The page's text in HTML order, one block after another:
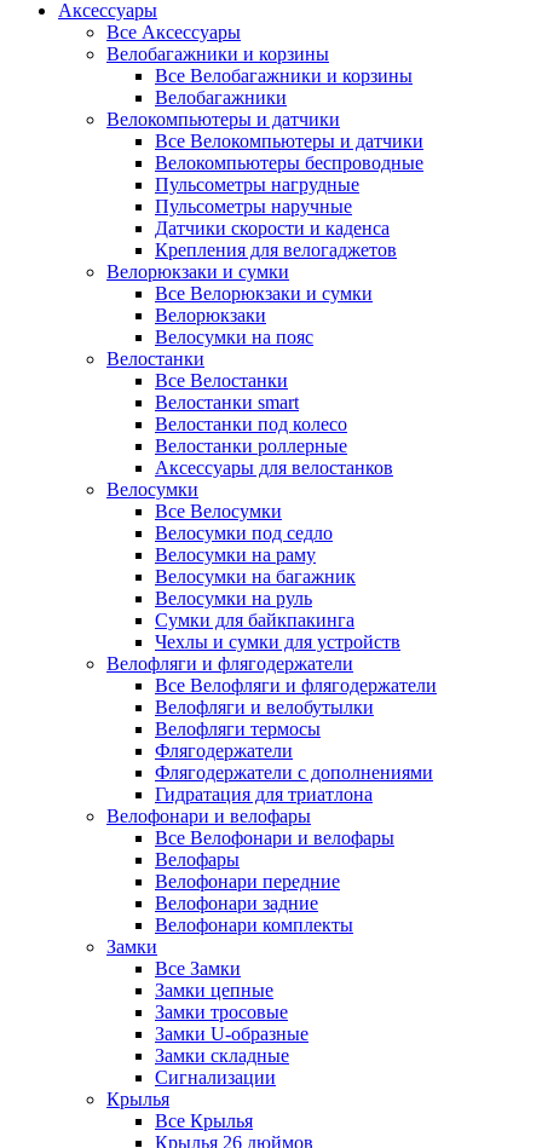
Аксессуары
Все Аксессуары
Велобагажники и корзины
Все Велобагажники и корзины
Велобагажники
Велокомпьютеры и датчики
Все Велокомпьютеры и датчики
Велокомпьютеры беспроводные
Пульсометры нагрудные
Пульсометры наручные
Датчики скорости и каденса
Крепления для велогаджетов
Велорюкзаки и сумки
Все Велорюкзаки и сумки
Велорюкзаки
Велосумки на пояс
Велостанки
Все Велостанки
Велостанки smart
Велостанки под колесо
Велостанки роллерные
Аксессуары для велостанков
Велосумки
Все Велосумки
Велосумки под седло
Велосумки на раму
Велосумки на багажник
Велосумки на руль
Сумки для байкпакинга
Чехлы и сумки для устройств
Велофляги и флягодержатели
Все Велофляги и флягодержатели
Велофляги и велобутылки
Велофляги термосы
Флягодержатели
Флягодержатели с дополнениями
Гидратация для триатлона
Велофонари и велофары
Все Велофонари и велофары
Велофары
Велофонари передние
Велофонари задние
Велофонари комплекты
Замки
Все Замки
Замки цепные
Замки тросовые
Замки U-образные
Замки складные
Сигнализации
Крылья
Все Крылья
Крылья 26 дюймов